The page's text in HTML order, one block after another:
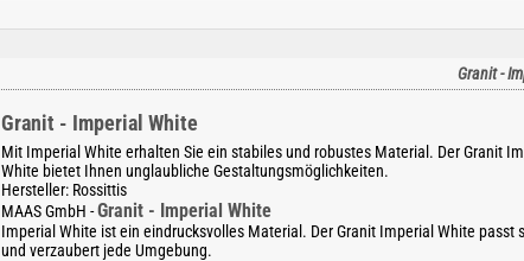
Granit -
Granit - Imperial White
Mit Imperial White erhalten Sie ein stabiles und robustes Material. Der Granit
White bietet Ihnen unglaubliche Gestaltungsmöglichkeiten.
Hersteller: Rossittis
MAAS GmbH -Granit - Imperial White
Imperial White ist ein eindrucksvolles Material. Der Granit Imperial White passt
und verzaubert jede Umgebung.